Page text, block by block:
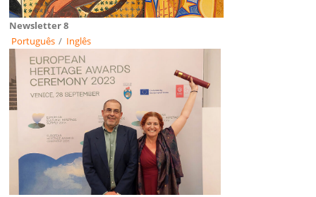
Newsletter 8
Português / Inglês